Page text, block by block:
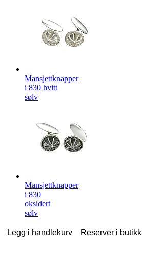
Mansjettknapper
i 830 hvitt
sølv
Mansjettknapper
i 830
oksidert
sølv
Legg i handlekurv Reserver i butikk